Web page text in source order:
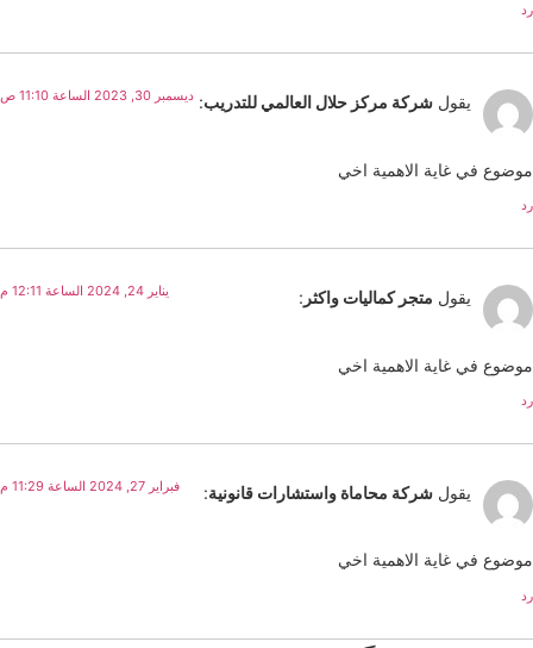
رد
يقول شركة مركز حلال العالمي للتدريب: ديسمبر 30, 2023 الساعة 11:10 ص
موضوع في غاية الاهمية اخي
رد
يقول متجر كماليات واكثر : يناير 24, 2024 الساعة 12:11 م
موضوع في غاية الاهمية اخي
رد
يقول شركة محاماة واستشارات قانونية: فبراير 27, 2024 الساعة 11:29 م
موضوع في غاية الاهمية اخي
رد